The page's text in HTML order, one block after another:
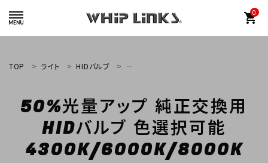
0
shopping_cart
whiplinks@heriantasu.com
☎048-452-8995
TOP ライト HIDバルブ 50%光量アップ 純正交換用 HIDバルブ
50%光量アップ 純正交換用
HIDバルブ 色選択可能
4300K/6000K/8000K